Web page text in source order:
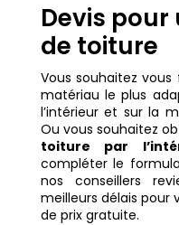
Devis
de toiture
Vous souhaitez
matériau le plus
l’intérieur et sur la
Ou vous souhaitez
toiture par
compléter le
nos conseillers
meilleurs délais pour
de prix gratuite.